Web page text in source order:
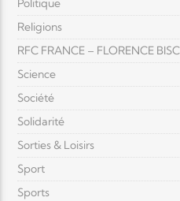
Politique
Religions
RFC FRANCE – FLORENCE
Science
Société
Solidarité
Sorties & Loisirs
Sport
Sports